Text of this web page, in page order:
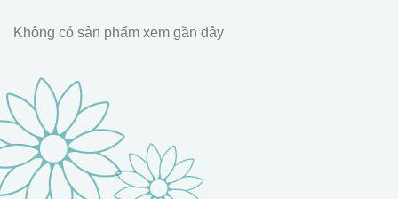
Không có sản phẩm xem gần đây